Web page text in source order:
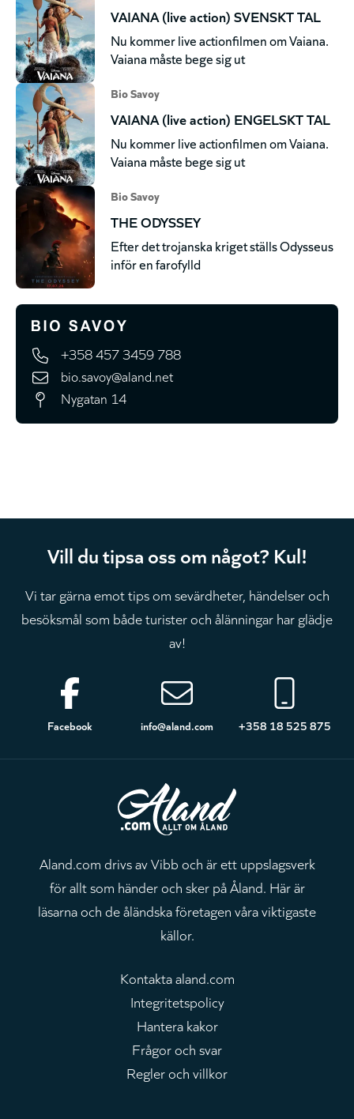
VAIANA (live action) SVENSKT TAL
Nu kommer live actionfilmen om Vaiana.
Vaiana måste bege sig ut
Bio Savoy
VAIANA (live action) ENGELSKT TAL
Nu kommer live actionfilmen om Vaiana.
Vaiana måste bege sig ut
Bio Savoy
THE ODYSSEY
Efter det trojanska kriget ställs Odysseus
inför en farofylld
+358 457 3459 788
bio.savoy@aland.net
Nygatan 14
Vill du tipsa oss om något? Kul!
Vi tar gärna emot tips om sevärdheter, händelser och
besöksmål som både turister och ålänningar har glädje
av!
Sidfot
Facebook info@aland.com +358 18 525 875
Aland.com drivs av Vibb och är ett uppslagsverk
för allt som händer och sker på Åland. Här är
läsarna och de åländska företagen våra viktigaste
källor.
Kontakta aland.com
Integritetspolicy
Hantera kakor
Frågor och svar
Regler och villkor